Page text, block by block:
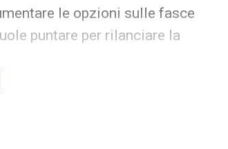
le opzioni sulle fasce
puntare per rilanciare la
del calciatore potrebbe fare la